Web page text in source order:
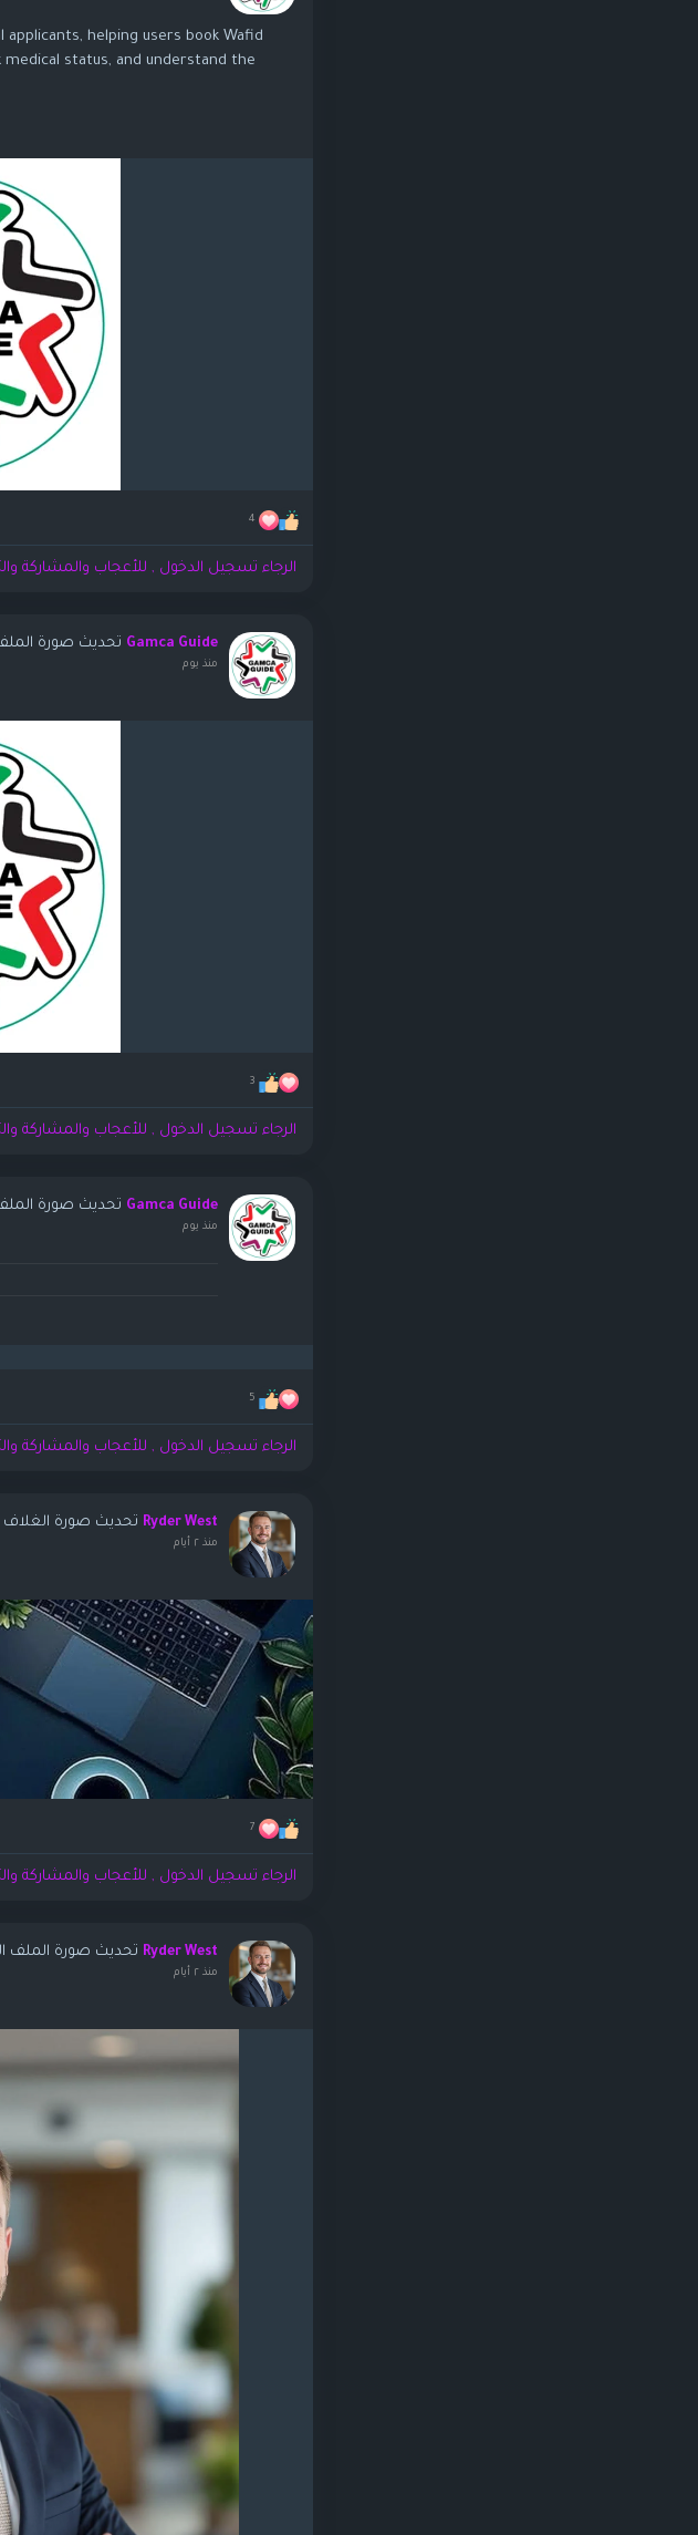
applicants, helping users book Wafid
status, and understand the
4
الرجاء تسجيل الدخول , للأعجاب والمشاركة
Gamca Guide تحديث صورة
منذ يوم
3
الرجاء تسجيل الدخول , للأعجاب والمشاركة
Gamca Guide تحديث صورة
منذ يوم
5
الرجاء تسجيل الدخول , للأعجاب والمشاركة
Ryder West تحديث صورة الغلاف
منذ ٢ أيام
7
الرجاء تسجيل الدخول , للأعجاب والمشاركة
Ryder West تحديث صورة
منذ ٢ أيام